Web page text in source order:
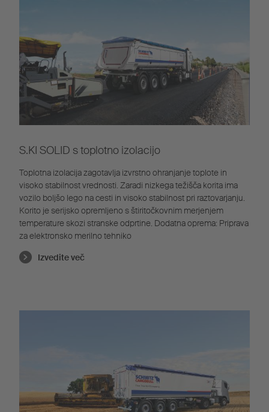
S.KI SOLID s toplotno izolacijo
Toplotna izolacija zagotavlja izvrstno ohranjanje toplote in
visoko stabilnost vrednosti. Zaradi nizkega težišča korita ima
vozilo boljšo lego na cesti in visoko stabilnost pri raztovarjanju.
Korito je serijsko opremljeno s štiritočkovnim merjenjem
temperature skozi stranske odprtine. Dodatna oprema: Priprava
za elektronsko merilno tehniko
Izvedite več